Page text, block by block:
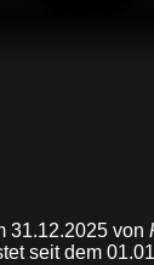
31.12.2025 von
seit dem